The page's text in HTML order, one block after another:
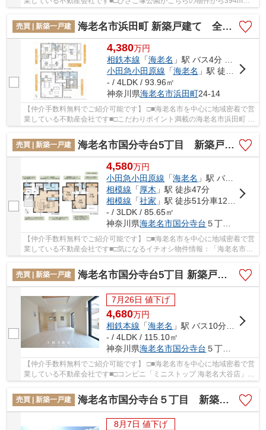
売買 | 新築一戸建
海老名市浜田町 新築戸建て 全１棟【仲介手数料無料】
4,380万円
相鉄本線 「海老名 」駅 バス4分 「大谷小学校」 停歩2分
小田急小田原線 「海老名 」駅 徒歩27分
- / 4LDK / 93.96㎡
神奈川県海老名市浜田町24-14
【仲介手数料無料でご紹介可能です】 □■海老名市を中心に地域密着で営
業している不動産会社です■□こだわりポイント満載の海老名市浜田町 新
売買 | 新築一戸建
海老名市国分寺台5丁目 新築戸建て 全１棟【仲介手数料無料】
4,580万円
小田急小田原線 「海老名 」駅 バス10分 「国分寺台第9」 停歩4分
相模線 「厚木 」駅 徒歩47分
相模線 「社家 」駅 徒歩51分車12分 4.7km
- / 3LDK / 85.65㎡
神奈川県海老名市国分寺台 ５丁目1-13
【仲介手数料無料でご紹介可能です】 □■海老名市を中心に地域密着で営
業している不動産会社です■□気になるイチオシ物件情報：「海老名市国
分寺台5丁目 新築戸建て 全１棟【仲介手数...
売買 | 新築一戸建
海老名市国分寺台5丁目 新築戸建て 全1棟【仲介手数料無料】
7月26日 値下げ
4,680万円
相鉄本線 「海老名 」駅 バス10分 「国分寺台第９」 停歩3分
- / 4LDK / 115.10㎡
神奈川県海老名市国分寺台 ５丁目11-30
【仲介手数料無料でご紹介可能です】 □■海老名市を中心に地域密着で営
業している不動産会社です■□コンビニ「ミニストップ 海老名大谷店」が
396m以内にある物件です。新築の戸建て物件...
売買 | 新築一戸建
海老名市国分寺台５丁目 新築戸建て 全1棟【仲介手数料無料】
8月7日 値下げ